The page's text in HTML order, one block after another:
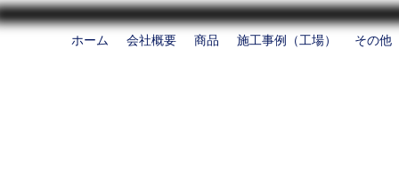
ホーム 会社概要 商品 施工事例（工場） その他